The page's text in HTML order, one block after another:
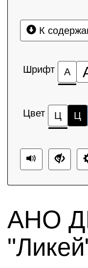
К
Шрифт А
Цвет Ц Ц
АНО